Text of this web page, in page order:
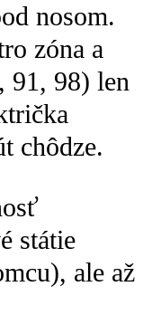
nosom.
zóna a
91, 98) len
chôdze.
státie
ale až